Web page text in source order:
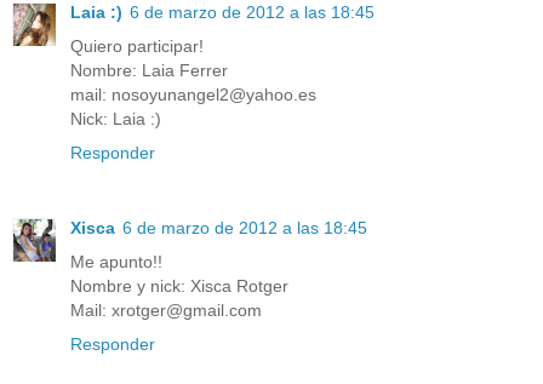
Laia :) 6 de marzo de 2012 a las 18:45
Quiero participar!
Nombre: Laia Ferrer
mail: nosoyunangel2@yahoo.es
Nick: Laia :)
Responder
Xisca 6 de marzo de 2012 a las 18:45
Me apunto!!
Nombre y nick: Xisca Rotger
Mail: xrotger@gmail.com
Responder